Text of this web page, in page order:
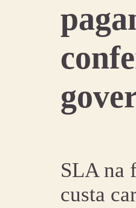
SLA na
custa